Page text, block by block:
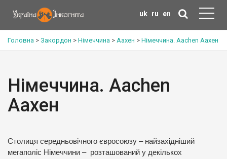
uk ru en
Головна > Закордон > Німеччина > Аахен > Німеччина. Aachen Аахен
Німеччина. Aachen
Аахен
Столиця середньовічного євросоюзу – найзахідніший
мегаполіс Німеччини – розташований у декількох